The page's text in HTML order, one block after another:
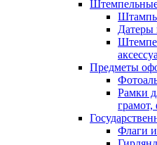
Датеры
Предметы
Рамки
грамот,
Флаги